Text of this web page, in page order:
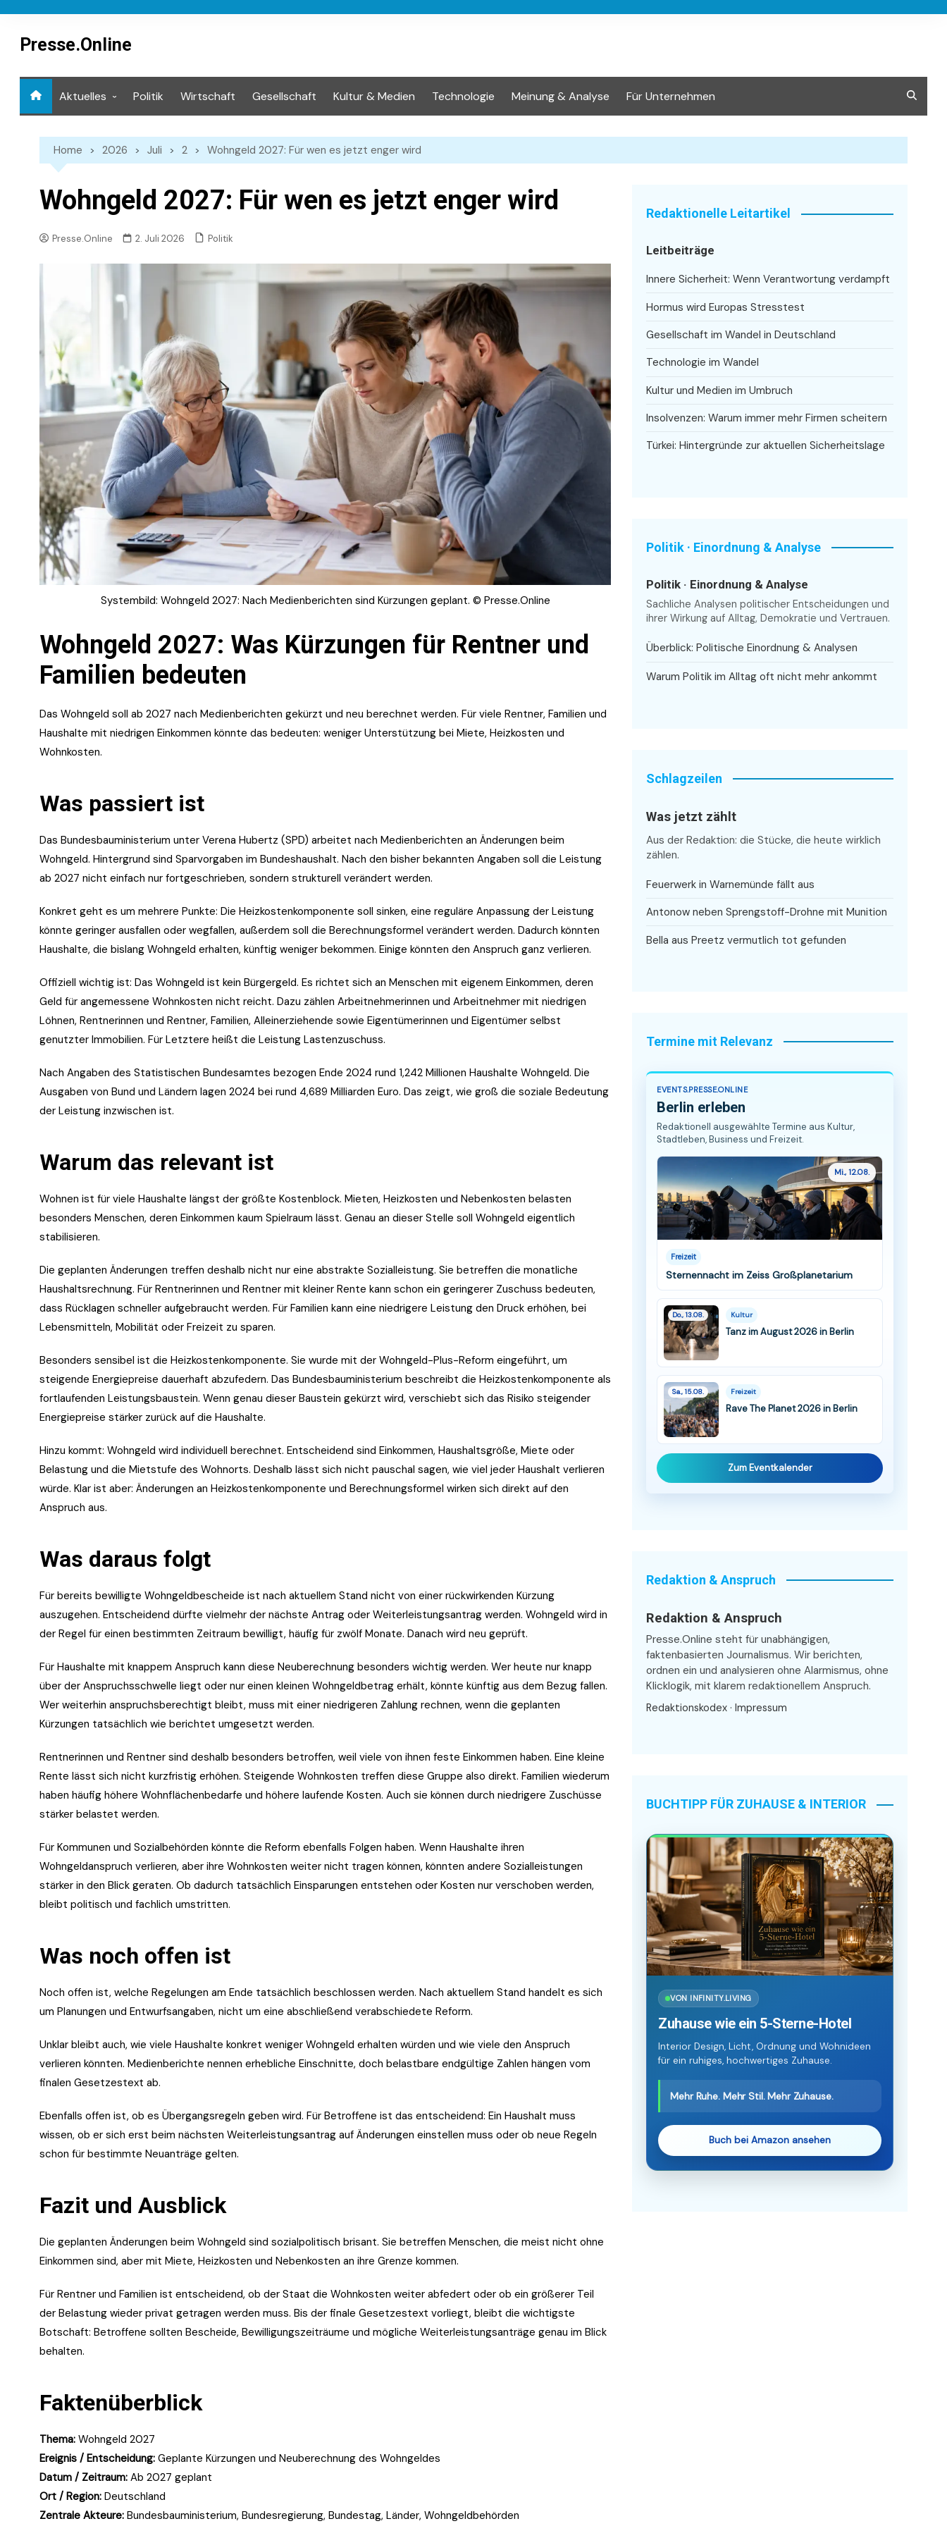
contentPresse.Online
Aktuelles Politik Wirtschaft Gesellschaft Kultur & Medien Technologie Meinung & Analyse Für Unternehmen
Home 2026 Juli 2 Wohngeld 2027: Für wen es jetzt enger wird
Wohngeld 2027: Für wen es jetzt enger wird
Presse.Online 2. Juli 2026 Politik
Systembild: Wohngeld 2027: Nach Medienberichten sind Kürzungen geplant. © Presse.Online
Wohngeld 2027: Was Kürzungen für Rentner und
Familien bedeuten
Das Wohngeld soll ab 2027 nach Medienberichten gekürzt und neu berechnet werden. Für viele Rentner, Familien und
Haushalte mit niedrigen Einkommen könnte das bedeuten: weniger Unterstützung bei Miete, Heizkosten und
Wohnkosten.
Was passiert ist
Das Bundesbauministerium unter Verena Hubertz (SPD) arbeitet nach Medienberichten an Änderungen beim
Wohngeld. Hintergrund sind Sparvorgaben im Bundeshaushalt. Nach den bisher bekannten Angaben soll die Leistung
ab 2027 nicht einfach nur fortgeschrieben, sondern strukturell verändert werden.
Konkret geht es um mehrere Punkte: Die Heizkostenkomponente soll sinken, eine reguläre Anpassung der Leistung
könnte geringer ausfallen oder wegfallen, außerdem soll die Berechnungsformel verändert werden. Dadurch könnten
Haushalte, die bislang Wohngeld erhalten, künftig weniger bekommen. Einige könnten den Anspruch ganz verlieren.
Offiziell wichtig ist: Das Wohngeld ist kein Bürgergeld. Es richtet sich an Menschen mit eigenem Einkommen, deren
Geld für angemessene Wohnkosten nicht reicht. Dazu zählen Arbeitnehmerinnen und Arbeitnehmer mit niedrigen
Löhnen, Rentnerinnen und Rentner, Familien, Alleinerziehende sowie Eigentümerinnen und Eigentümer selbst
genutzter Immobilien. Für Letztere heißt die Leistung Lastenzuschuss.
Nach Angaben des Statistischen Bundesamtes bezogen Ende 2024 rund 1,242 Millionen Haushalte Wohngeld. Die
Ausgaben von Bund und Ländern lagen 2024 bei rund 4,689 Milliarden Euro. Das zeigt, wie groß die soziale Bedeutung
der Leistung inzwischen ist.
Warum das relevant ist
Wohnen ist für viele Haushalte längst der größte Kostenblock. Mieten, Heizkosten und Nebenkosten belasten
besonders Menschen, deren Einkommen kaum Spielraum lässt. Genau an dieser Stelle soll Wohngeld eigentlich
stabilisieren.
Die geplanten Änderungen treffen deshalb nicht nur eine abstrakte Sozialleistung. Sie betreffen die monatliche
Haushaltsrechnung. Für Rentnerinnen und Rentner mit kleiner Rente kann schon ein geringerer Zuschuss bedeuten,
dass Rücklagen schneller aufgebraucht werden. Für Familien kann eine niedrigere Leistung den Druck erhöhen, bei
Lebensmitteln, Mobilität oder Freizeit zu sparen.
Besonders sensibel ist die Heizkostenkomponente. Sie wurde mit der Wohngeld-Plus-Reform eingeführt, um
steigende Energiepreise dauerhaft abzufedern. Das Bundesbauministerium beschreibt die Heizkostenkomponente als
fortlaufenden Leistungsbaustein. Wenn genau dieser Baustein gekürzt wird, verschiebt sich das Risiko steigender
Energiepreise stärker zurück auf die Haushalte.
Hinzu kommt: Wohngeld wird individuell berechnet. Entscheidend sind Einkommen, Haushaltsgröße, Miete oder
Belastung und die Mietstufe des Wohnorts. Deshalb lässt sich nicht pauschal sagen, wie viel jeder Haushalt verlieren
würde. Klar ist aber: Änderungen an Heizkostenkomponente und Berechnungsformel wirken sich direkt auf den
Anspruch aus.
Was daraus folgt
Für bereits bewilligte Wohngeldbescheide ist nach aktuellem Stand nicht von einer rückwirkenden Kürzung
auszugehen. Entscheidend dürfte vielmehr der nächste Antrag oder Weiterleistungsantrag werden. Wohngeld wird in
der Regel für einen bestimmten Zeitraum bewilligt, häufig für zwölf Monate. Danach wird neu geprüft.
Für Haushalte mit knappem Anspruch kann diese Neuberechnung besonders wichtig werden. Wer heute nur knapp
über der Anspruchsschwelle liegt oder nur einen kleinen Wohngeldbetrag erhält, könnte künftig aus dem Bezug fallen.
Wer weiterhin anspruchsberechtigt bleibt, muss mit einer niedrigeren Zahlung rechnen, wenn die geplanten
Kürzungen tatsächlich wie berichtet umgesetzt werden.
Rentnerinnen und Rentner sind deshalb besonders betroffen, weil viele von ihnen feste Einkommen haben. Eine kleine
Rente lässt sich nicht kurzfristig erhöhen. Steigende Wohnkosten treffen diese Gruppe also direkt. Familien wiederum
haben häufig höhere Wohnflächenbedarfe und höhere laufende Kosten. Auch sie können durch niedrigere Zuschüsse
stärker belastet werden.
Für Kommunen und Sozialbehörden könnte die Reform ebenfalls Folgen haben. Wenn Haushalte ihren
Wohngeldanspruch verlieren, aber ihre Wohnkosten weiter nicht tragen können, könnten andere Sozialleistungen
stärker in den Blick geraten. Ob dadurch tatsächlich Einsparungen entstehen oder Kosten nur verschoben werden,
bleibt politisch und fachlich umstritten.
Was noch offen ist
Noch offen ist, welche Regelungen am Ende tatsächlich beschlossen werden. Nach aktuellem Stand handelt es sich
um Planungen und Entwurfsangaben, nicht um eine abschließend verabschiedete Reform.
Unklar bleibt auch, wie viele Haushalte konkret weniger Wohngeld erhalten würden und wie viele den Anspruch
verlieren könnten. Medienberichte nennen erhebliche Einschnitte, doch belastbare endgültige Zahlen hängen vom
finalen Gesetzestext ab.
Ebenfalls offen ist, ob es Übergangsregeln geben wird. Für Betroffene ist das entscheidend: Ein Haushalt muss
wissen, ob er sich erst beim nächsten Weiterleistungsantrag auf Änderungen einstellen muss oder ob neue Regeln
schon für bestimmte Neuanträge gelten.
Fazit und Ausblick
Die geplanten Änderungen beim Wohngeld sind sozialpolitisch brisant. Sie betreffen Menschen, die meist nicht ohne
Einkommen sind, aber mit Miete, Heizkosten und Nebenkosten an ihre Grenze kommen.
Für Rentner und Familien ist entscheidend, ob der Staat die Wohnkosten weiter abfedert oder ob ein größerer Teil
der Belastung wieder privat getragen werden muss. Bis der finale Gesetzestext vorliegt, bleibt die wichtigste
Botschaft: Betroffene sollten Bescheide, Bewilligungszeiträume und mögliche Weiterleistungsanträge genau im Blick
behalten.
Faktenüberblick
Thema: Wohngeld 2027
Ereignis / Entscheidung: Geplante Kürzungen und Neuberechnung des Wohngeldes
Datum / Zeitraum: Ab 2027 geplant
Ort / Region: Deutschland
Zentrale Akteure: Bundesbauministerium, Bundesregierung, Bundestag, Länder, Wohngeldbehörden
Redaktionelle Leitartikel
Leitbeiträge
Innere Sicherheit: Wenn Verantwortung verdampft
Hormus wird Europas Stresstest
Gesellschaft im Wandel in Deutschland
Technologie im Wandel
Kultur und Medien im Umbruch
Insolvenzen: Warum immer mehr Firmen scheitern
Türkei: Hintergründe zur aktuellen Sicherheitslage
Politik · Einordnung & Analyse
Politik · Einordnung & Analyse
Sachliche Analysen politischer Entscheidungen und
ihrer Wirkung auf Alltag, Demokratie und Vertrauen.
Überblick: Politische Einordnung & Analysen
Warum Politik im Alltag oft nicht mehr ankommt
Schlagzeilen
Was jetzt zählt
Aus der Redaktion: die Stücke, die heute wirklich
zählen.
Feuerwerk in Warnemünde fällt aus
Antonow neben Sprengstoff-Drohne mit Munition
Bella aus Preetz vermutlich tot gefunden
Termine mit Relevanz
EVENTS.PRESSE.ONLINE
Berlin erleben
Redaktionell ausgewählte Termine aus Kultur,
Stadtleben, Business und Freizeit.
Mi., 12.08.
Freizeit
Sternennacht im Zeiss Großplanetarium
Do., 13.08. Kultur
Tanz im August 2026 in Berlin
Sa., 15.08. Freizeit
Rave The Planet 2026 in Berlin
Zum Eventkalender
Redaktion & Anspruch
Redaktion & Anspruch
Presse.Online steht für unabhängigen,
faktenbasierten Journalismus. Wir berichten,
ordnen ein und analysieren ohne Alarmismus, ohne
Klicklogik, mit klarem redaktionellem Anspruch.
Redaktionskodex · Impressum
BUCHTIPP FÜR ZUHAUSE & INTERIOR
VON INFINITY.LIVING
Zuhause wie ein 5-Sterne-Hotel
Interior Design, Licht, Ordnung und Wohnideen
für ein ruhiges, hochwertiges Zuhause.
Mehr Ruhe. Mehr Stil. Mehr Zuhause.
Buch bei Amazon ansehen